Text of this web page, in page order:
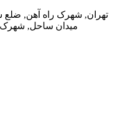
تهران, شهرک راه آهن,
میدان ساحل, شهرک